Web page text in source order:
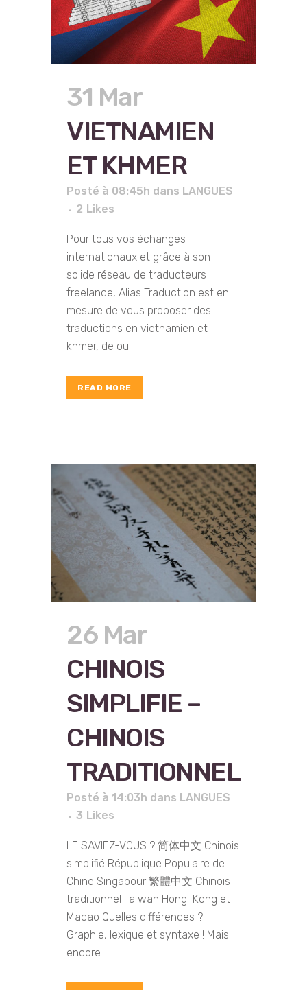
31 Mar
VIETNAMIEN
ET KHMER
Posté à 08:45h dans LANGUES
2 Likes
Pour tous vos échanges
internationaux et grâce à son
solide réseau de traducteurs
freelance, Alias Traduction est en
mesure de vous proposer des
traductions en vietnamien et
khmer, de ou...
READ MORE
26 Mar
CHINOIS
SIMPLIFIE –
CHINOIS
TRADITIONNEL
Posté à 14:03h dans LANGUES
3 Likes
LE SAVIEZ-VOUS ? 简体中文 Chinois
simplifié République Populaire de
Chine Singapour 繁體中文 Chinois
traditionnel Taïwan Hong-Kong et
Macao Quelles différences ?
Graphie, lexique et syntaxe ! Mais
encore...